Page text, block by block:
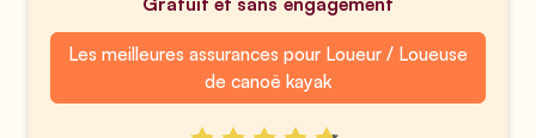
Les meilleures assurances pour Loueur / Loueuse
de canoë kayak